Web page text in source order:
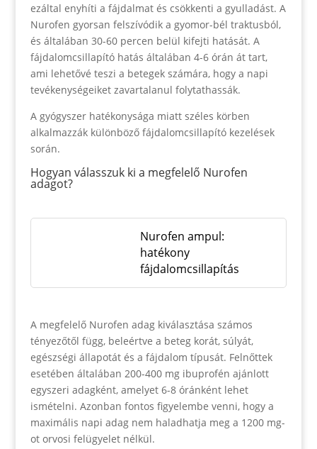
ezáltal enyhíti a fájdalmat és csökkenti a gyulladást. A
Nurofen gyorsan felszívódik a gyomor-bél traktusból,
és általában 30-60 percen belül kifejti hatását. A
fájdalomcsillapító hatás általában 4-6 órán át tart,
ami lehetővé teszi a betegek számára, hogy a napi
tevékenységeiket zavartalanul folytathassák.
A gyógyszer hatékonysága miatt széles körben
alkalmazzák különböző fájdalomcsillapító kezelések
során.
Hogyan válasszuk ki a megfelelő Nurofen
adagot?
Nurofen ampul:
hatékony
fájdalomcsillapítás
A megfelelő Nurofen adag kiválasztása számos
tényezőtől függ, beleértve a beteg korát, súlyát,
egészségi állapotát és a fájdalom típusát. Felnőttek
esetében általában 200-400 mg ibuprofén ajánlott
egyszeri adagként, amelyet 6-8 óránként lehet
ismételni. Azonban fontos figyelembe venni, hogy a
maximális napi adag nem haladhatja meg a 1200 mg-
ot orvosi felügyelet nélkül.